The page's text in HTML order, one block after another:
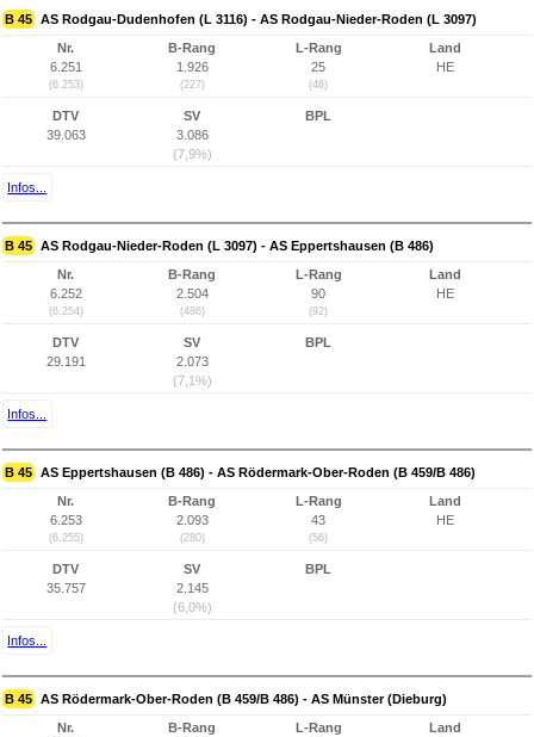
B 45 AS Rodgau-Dudenhofen (L 3116) - AS Rodgau-Nieder-Roden (L 3097)
Nr.
6.251
(6.253)
B-Rang
1.926
(227)
L-Rang
25
(46)
Land
HE
DTV
39.063
SV
3.086
(7,9%)
BPL
Infos...
B 45 AS Rodgau-Nieder-Roden (L 3097) - AS Eppertshausen (B 486)
Nr.
6.252
(6.254)
B-Rang
2.504
(486)
L-Rang
90
(92)
Land
HE
DTV
29.191
SV
2.073
(7,1%)
BPL
Infos...
B 45 AS Eppertshausen (B 486) - AS Rödermark-Ober-Roden (B 459/B 486)
Nr.
6.253
(6.255)
B-Rang
2.093
(280)
L-Rang
43
(56)
Land
HE
DTV
35.757
SV
2.145
(6,0%)
BPL
Infos...
B 45 AS Rödermark-Ober-Roden (B 459/B 486) - AS Münster (Dieburg)
Nr.
B-Rang
L-Rang
Land